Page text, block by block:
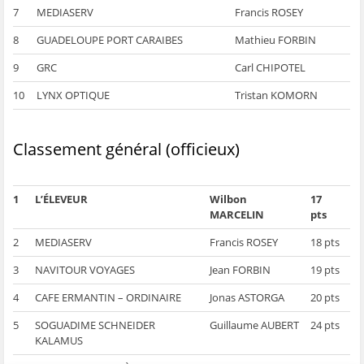
7 MEDIASERV
Francis ROSEY
8
GUADELOUPE PORT CARAIBES
Mathieu FORBIN
9
GRC
Carl CHIPOTEL
10
LYNX OPTIQUE Tristan KOMORN
Classement général (officieux)
1 L’ÉLEVEUR
Wilbon
MARCELIN
17
pts
2
MEDIASERV Francis ROSEY
18 pts
3
NAVITOUR VOYAGES Jean FORBIN
19 pts
4
CAFE ERMANTIN – ORDINAIRE Jonas ASTORGA
20 pts
5
SOGUADIME SCHNEIDER
KALAMUS
Guillaume AUBERT 24 pts